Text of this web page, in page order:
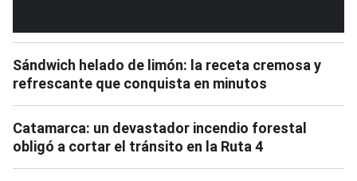
Sándwich helado de limón: la receta cremosa y
refrescante que conquista en minutos
Catamarca: un devastador incendio forestal
obligó a cortar el tránsito en la Ruta 4